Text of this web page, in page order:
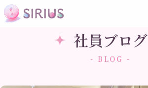
社員ブログ
- BLOG -